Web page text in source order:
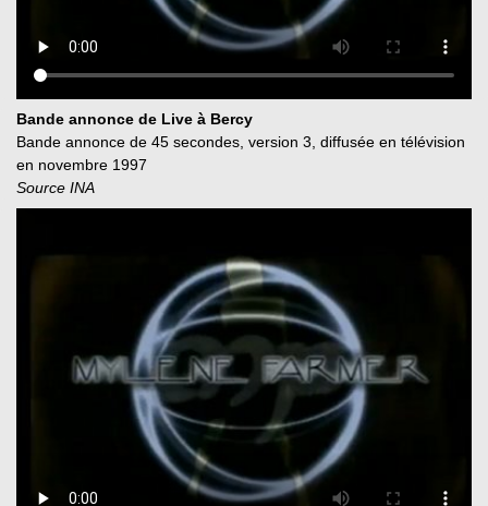
Bande annonce de Live à Bercy
Bande annonce de 45 secondes, version 3, diffusée en télévision
en novembre 1997
Source INA